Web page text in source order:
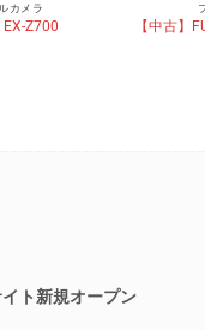
カメラ
EX-Z700
【中古】
ト新規オープン